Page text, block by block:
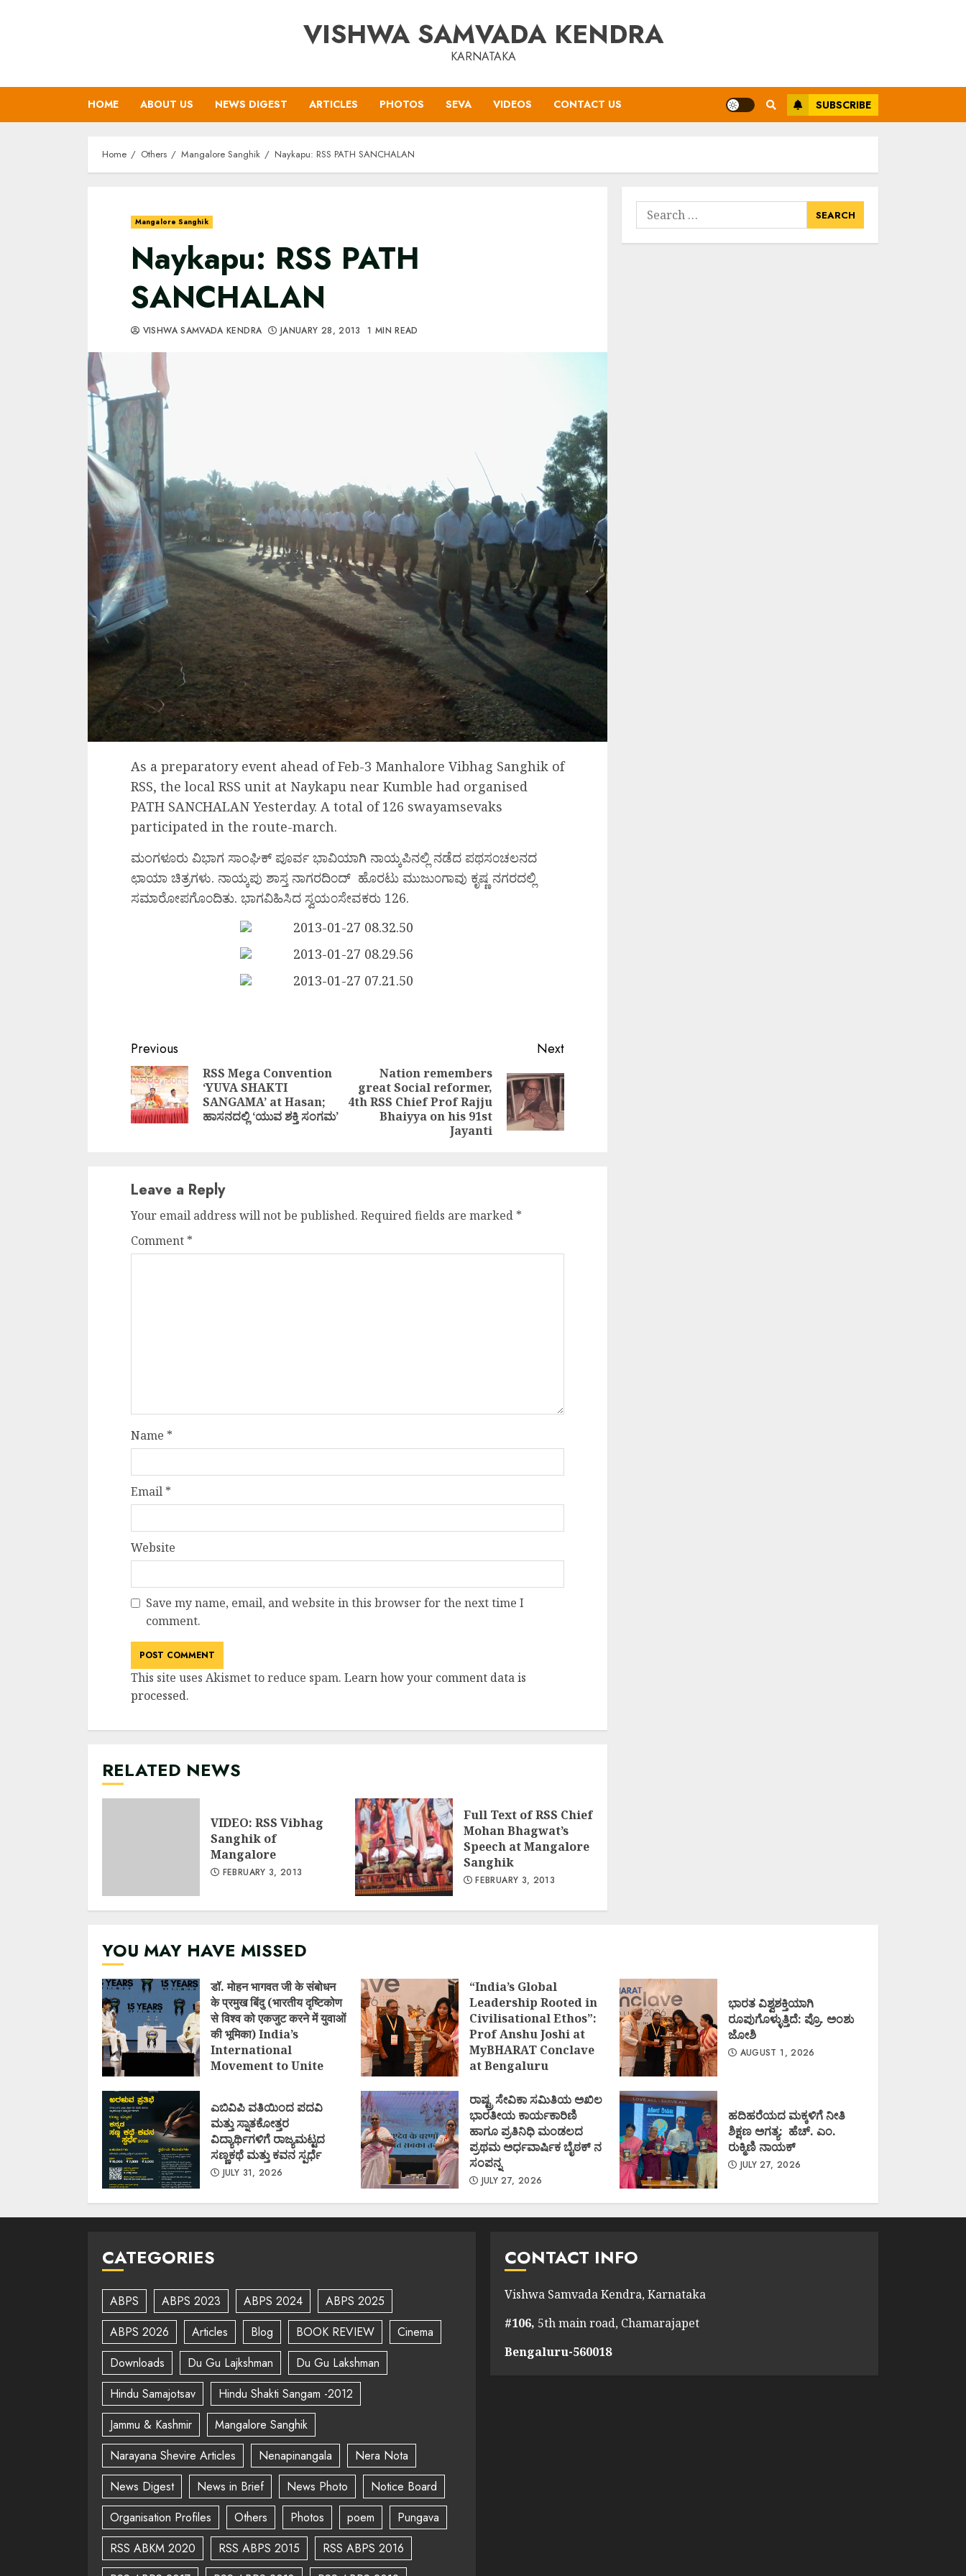
VISHWA SAMVADA KENDRA
KARNATAKA
HOME ABOUT US NEWS DIGEST ARTICLES PHOTOS SEVA VIDEOS CONTACT US SUBSCRIBE
Home Others Mangalore Sanghik Naykapu: RSS PATH SANCHALAN
Mangalore Sanghik
Naykapu: RSS PATH
SANCHALAN
VISHWA SAMVADA KENDRA JANUARY 28, 2013 1 MIN READ
As a preparatory event ahead of Feb-3 Manhalore Vibhag Sanghik of
RSS, the local RSS unit at Naykapu near Kumble had organised
PATH SANCHALAN Yesterday. A total of 126 swayamsevaks
participated in the route-march.
ಮಂಗಳೂರು ವಿಭಾಗ ಸಾಂಘಿಕ್ ಪೂರ್ವ ಭಾವಿಯಾಗಿ ನಾಯ್ಕಪಿನಲ್ಲಿ ನಡೆದ ಪಥಸ೦ಚಲನದ
ಛಾಯಾ ಚಿತ್ರಗಳು. ನಾಯ್ಕಪು ಶಾಸ್ತ ನಾಗರದಿ೦ದ್ ಹೊರಟು ಮುಜು೦ಗಾವು ಕೃಷ್ಣ ನಗರದಲ್ಲಿ
ಸಮಾರೋಪಗೊ೦ದಿತು. ಭಾಗವಿಹಿಸಿದ ಸ್ವಯ೦ಸೇವಕರು 126.
Continue
Reading
Previous
Previous
post:
RSS Mega Convention
‘YUVA SHAKTI
SANGAMA’ at Hasan;
ಹಾಸನದಲ್ಲಿ ‘ಯುವ ಶಕ್ತಿ ಸಂಗಮ’
Next
Next
Nation remembers
great Social reformer,
4th RSS Chief Prof Rajju
Bhaiyya on his 91st
Jayanti
Leave a Reply
Your email address will not be published. Required fields are marked *
Comment *
Name *
Email *
Website
Save my name, email, and website in this browser for the next time I
comment.
This site uses Akismet to reduce spam. Learn how your comment data is
processed.
RELATED NEWS
VIDEO: RSS Vibhag
Sanghik of
Mangalore
FEBRUARY 3, 2013
Full Text of RSS Chief
Mohan Bhagwat’s
Speech at Mangalore
Sanghik
FEBRUARY 3, 2013
Search
for:
YOU MAY HAVE MISSED
डॉ. मोहन भागवत जी के संबोधन
के प्रमुख बिंदु (भारतीय दृष्टिकोण
से विश्व को एकजुट करने में युवाओं
की भूमिका) India’s
International
Movement to Unite
AUGUST 7, 2026
“India’s Global
Leadership Rooted in
Civilisational Ethos”:
Prof Anshu Joshi at
MyBHARAT Conclave
at Bengaluru
ಭಾರತ ವಿಶ್ವಶಕ್ತಿಯಾಗಿ
ರೂಪುಗೊಳ್ಳುತ್ತಿದೆ: ಪ್ರೊ. ಅಂಶು
ಜೋಶಿ
AUGUST 1, 2026
ಎಬಿವಿಪಿ ವತಿಯಿಂದ ಪದವಿ
ಮತ್ತು ಸ್ನಾತಕೋತ್ತರ
ವಿದ್ಯಾರ್ಥಿಗಳಿಗೆ ರಾಜ್ಯಮಟ್ಟದ
ಸಣ್ಣಕಥೆ ಮತ್ತು ಕವನ ಸ್ಪರ್ಧೆ
JULY 31, 2026
ರಾಷ್ಟ್ರ ಸೇವಿಕಾ ಸಮಿತಿಯ ಅಖಿಲ
ಭಾರತೀಯ ಕಾರ್ಯಕಾರಿಣಿ
ಹಾಗೂ ಪ್ರತಿನಿಧಿ ಮಂಡಲದ
ಪ್ರಥಮ ಅರ್ಧವಾರ್ಷಿಕ ಬೈಠಕ್ ನ
ಸಂಪನ್ನ
JULY 27, 2026
ಹದಿಹರೆಯದ ಮಕ್ಕಳಿಗೆ ನೀತಿ
ಶಿಕ್ಷಣ ಅಗತ್ಯ: ಹೆಚ್. ಎಂ.
ರುಕ್ಮಿಣಿ ನಾಯಕ್
JULY 27, 2026
CATEGORIES
ABPS ABPS 2023 ABPS 2024
ABPS 2025
ABPS 2026
Articles Blog BOOK REVIEW
Cinema
Downloads
Du Gu Lajkshman
Du Gu Lakshman
Hindu Samajotsav
Hindu Shakti Sangam -2012
Jammu & Kashmir
Mangalore Sanghik
Narayana Shevire Articles
Nenapinangala
Nera Nota
News Digest
News in Brief News Photo
Notice Board
Organisation Profiles
Others Photos poem
Pungava
RSS ABKM 2020
RSS ABPS 2015
RSS ABPS 2016
CONTACT INFO
Vishwa Samvada Kendra, Karnataka
#106, 5th main road, Chamarajapet
Bengaluru-560018